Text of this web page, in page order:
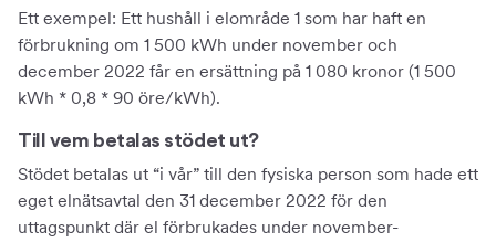
Ett exempel: Ett hushåll i elområde 1 som har haft en
förbrukning om 1 500 kWh under november och
december 2022 får en ersättning på 1 080 kronor (1 500
kWh * 0,8 * 90 öre/kWh).
Till vem betalas stödet ut?
Stödet betalas ut “i vår” till den fysiska person som hade ett
eget elnätsavtal den 31 december 2022 för den
uttagspunkt där el förbrukades under november-